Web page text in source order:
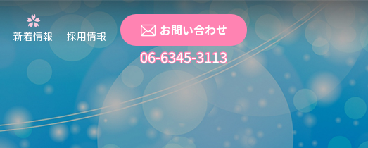
新着情報 採用情報 お問い合わせ
06-6345-3113